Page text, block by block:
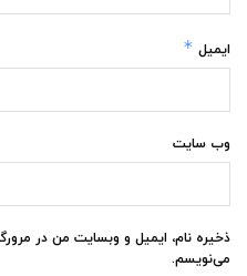
ایمیل *
وب‌ سایت
ذخیره نام، ایمیل و وبسایت من در
می‌نویسم.